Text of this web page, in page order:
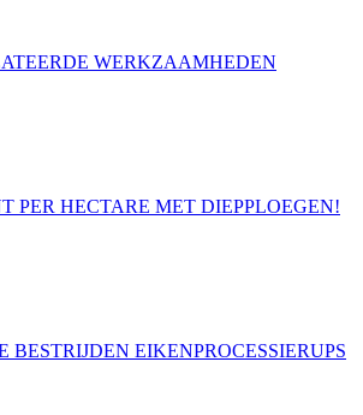
WERKZAAMHEDEN
PER HECTARE MET DIEPPLOEGEN!
BESTRIJDEN EIKENPROCESSIERUPS